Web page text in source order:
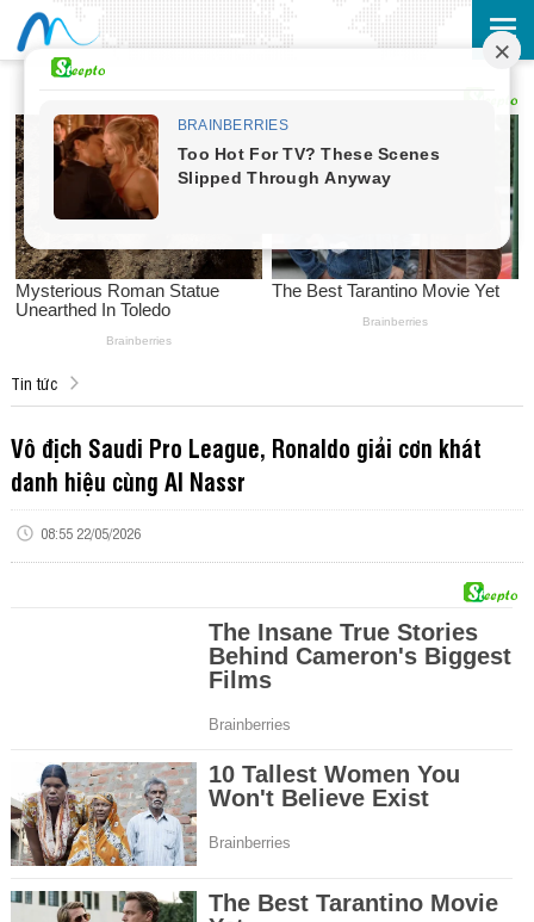
Tin tức
Vô địch Saudi Pro League, Ronaldo giải cơn khát
danh hiệu cùng Al Nassr
08:55 22/05/2026